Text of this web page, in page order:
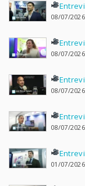
08/07/2026
08/07/2026
08/07/2026
08/07/2026
01/07/2026